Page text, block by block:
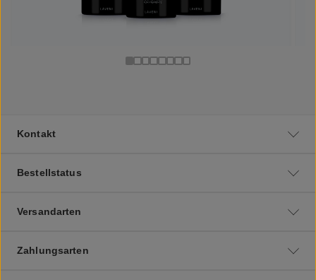
Kontakt
Bestellstatus
Versandarten
Zahlungsarten